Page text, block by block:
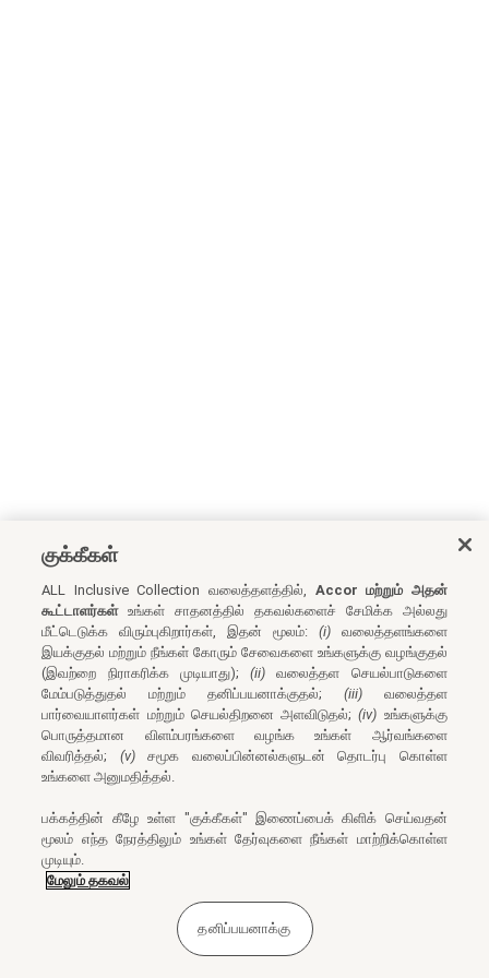
குக்கீகள்
ALL Inclusive Collection வலைத்தளத்தில், Accor மற்றும் அதன்
கூட்டாளர்கள்உங்கள் சாதனத்தில் தகவல்களைச் சேமிக்க அல்லது
மீட்டெடுக்க விரும்புகிறார்கள், இதன் மூலம்: (i)வலைத்தளங்களை
இயக்குதல் மற்றும் நீங்கள் கோரும் சேவைகளை உங்களுக்கு வழங்குதல்
(இவற்றை நிராகரிக்க முடியாது);(ii) வலைத்தள செயல்பாடுகளை
மேம்படுத்துதல் மற்றும் தனிப்பயனாக்குதல்; (iii)வலைத்தள
பார்வையாளர்கள் மற்றும் செயல்திறனை அளவிடுதல்;(iv) உங்களுக்கு
பொருத்தமான விளம்பரங்களை வழங்க உங்கள் ஆர்வங்களை
விவரித்தல்; (v)சமூக வலைப்பின்னல்களுடன் தொடர்பு கொள்ள
உங்களை அனுமதித்தல்.
பக்கத்தின் கீழே உள்ள "குக்கீகள்" இணைப்பைக் கிளிக் செய்வதன்
மூலம் எந்த நேரத்திலும் உங்கள் தேர்வுகளை நீங்கள் மாற்றிக்கொள்ள
முடியும்.
மேலும் தகவல்
தனிப்பயனாக்கு